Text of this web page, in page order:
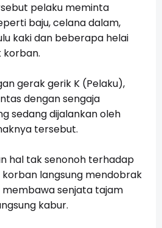
pelaku meminta
baju, celana dalam,
kaki dan beberapa helai
korban.
gerak gerik K (Pelaku),
dengan sengaja
sedang dijalankan oleh
tersebut.
hal tak senonoh terhadap
langsung mendobrak
senjata tajam
kabur.